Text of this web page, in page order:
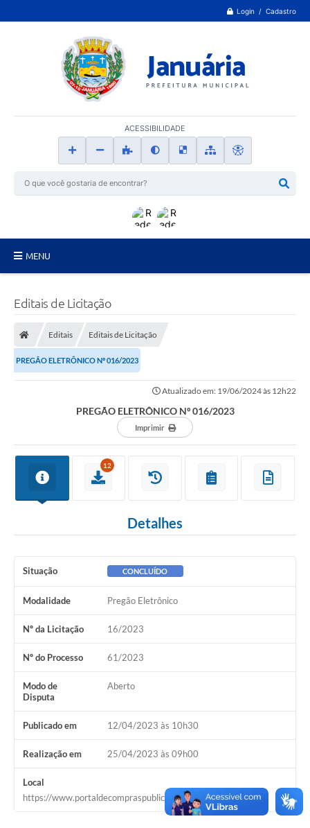
Login / Cadastro
ACESSIBILIDADE
MENU
Secretarias
Carta de Serviços
Turismo
Legislação
Agenda
Telefones Úteis
Ouvidoria
Cavernas do Peruaçu
Galeria de Vídeos
Notícias
Links e Sites
Arquivos para Download
Diário Oficial
Editais de Licitação
Editais Editais de Licitação
PREGÃO ELETRÔNICO Nº 016/2023
Atualizado em: 19/06/2024 às 12h22
PREGÃO ELETRÔNICO Nº 016/2023
Imprimir
12
Detalhes
Situação CONCLUÍDO
Modalidade Pregão Eletrônico
Nº da Licitação 16/2023
Nº do Processo 61/2023
Modo de
Disputa
Aberto
Publicado em 12/04/2023 às 10h30
Realização em 25/04/2023 às 09h00
Local
https://www.portaldecompraspublicas.com.br